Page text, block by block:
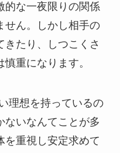
的な一夜限りの関係
せん。しかし相手の
たり、しつこくさ
重になります。
理想を持っているの
ないなんてことが多
を重視し安定求めて